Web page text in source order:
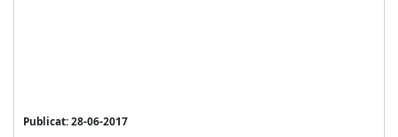
Publicat: 28-06-2017